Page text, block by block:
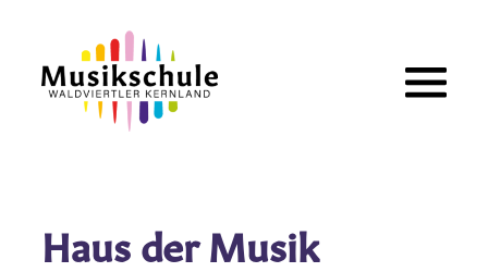
springen
Haus der Musik